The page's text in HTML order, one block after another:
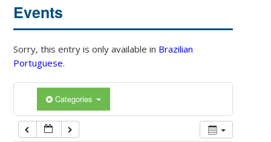
Events
Sorry, this entry is only available in Brazilian
Portuguese.
Categories
4:00
5:00
7:00